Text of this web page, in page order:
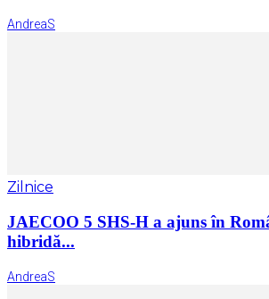
AndreaS
Zilnice
JAECOO 5 SHS-H a ajuns în
hibridă...
AndreaS